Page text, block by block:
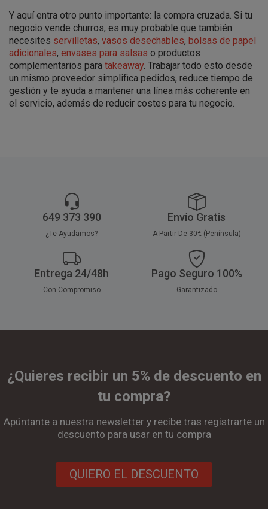
Y aquí entra otro punto importante: la compra cruzada. Si tu
negocio vende churros, es muy probable que también
necesites servilletas, vasos desechables, bolsas de papel
adicionales, envases para salsas o productos
complementarios para takeaway. Trabajar todo esto desde
un mismo proveedor simplifica pedidos, reduce tiempo de
gestión y te ayuda a mantener una línea más coherente en
el servicio, además de reducir costes para tu negocio.
649 373 390
¿Te Ayudamos?
Envío Gratis
A Partir De 30€ (Península)
Entrega 24/48h
Con Compromiso
Pago Seguro 100%
Garantizado
¿Quieres recibir un 5% de descuento en
tu compra?
Apúntante a nuestra newsletter y recibe tras registrarte un
descuento para usar en tu compra
QUIERO EL DESCUENTO